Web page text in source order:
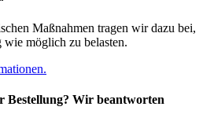
Maßnahmen tragen wir dazu bei,
möglich zu belasten.
Bestellung? Wir beantworten